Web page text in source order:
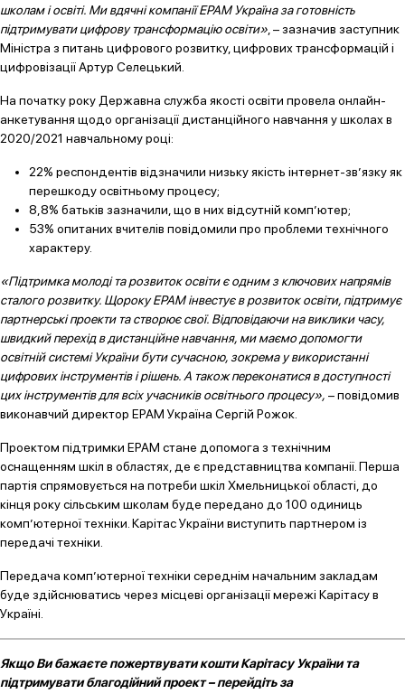
школам і освіті. Ми вдячні компанії ЕРАМ Україна за готовність
підтримувати цифрову трансформацію освіти» , – зазначив заступник
Міністра з питань цифрового розвитку, цифрових трансформацій і
цифровізації Артур Селецький.
На початку року Державна служба якості освіти провела онлайн-
анкетування щодо організації дистанційного навчання у школах в
2020/2021 навчальному році:
22% респондентів відзначили низьку якість інтернет-зв’язку як
перешкоду освітньому процесу;
8,8% батьків зазначили, що в них відсутній комп’ютер;
53% опитаних вчителів повідомили про проблеми технічного
характеру.
«Підтримка молоді та розвиток освіти є одним з ключових напрямів
сталого розвитку. Щороку EPAM інвестує в розвиток освіти, підтримує
партнерські проекти та створює свої. Відповідаючи на виклики часу,
швидкий перехід в дистанційне навчання, ми маємо допомогти
освітній системі України бути сучасною, зокрема у використанні
цифрових інструментів і рішень. А також переконатися в доступності
цих інструментів для всіх учасників освітнього процесу», – повідомив
виконавчий директор ЕРАМ Україна Сергій Рожок.
Проектом підтримки EPAM стане допомога з технічним
оснащенням шкіл в областях, де є представництва компанії. Перша
партія спрямовується на потреби шкіл Хмельницької області, до
кінця року сільським школам буде передано до 100 одиниць
комп’ютерної техніки. Карітас України виступить партнером із
передачі техніки.
Передача комп’ютерної техніки середнім начальним закладам
буде здійснюватись через місцеві організації мережі Карітасу в
Україні.
Якщо Ви бажаєте пожертвувати кошти Карітасу України та
підтримувати благодійний проект – перейдіть за